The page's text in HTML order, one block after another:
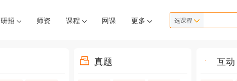
研招 师资 课程 网课 更多 选课程
真题 互动